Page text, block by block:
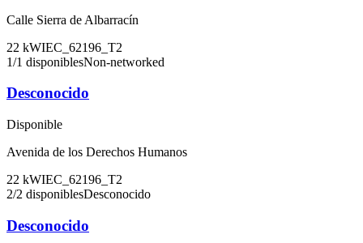
Calle Sierra de Albarracín
22 kWIEC_62196_T2
1/1 disponiblesNon-networked
Desconocido
Disponible
Avenida de los Derechos Humanos
22 kWIEC_62196_T2
2/2 disponiblesDesconocido
Desconocido